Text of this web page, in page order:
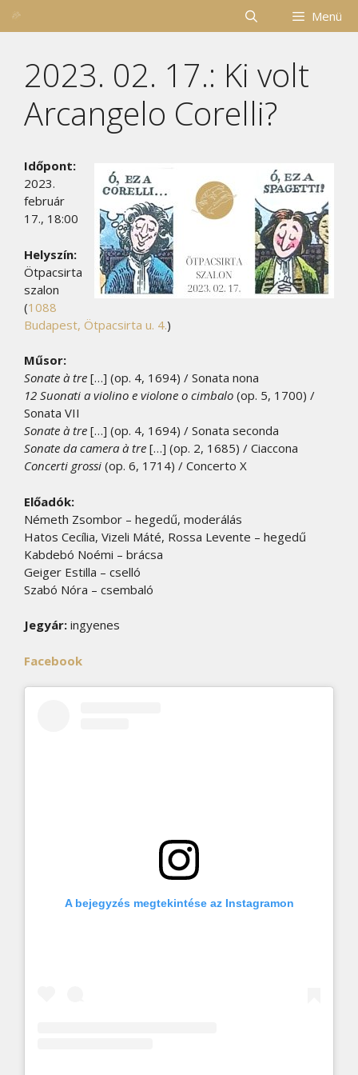
Kilépés
Menü
2023. 02. 17.: Ki volt
Arcangelo Corelli?
Időpont:
2023.
február
17., 18:00
Helyszín:
Ötpacsirta
szalon
(1088
Budapest, Ötpacsirta u. 4.)
Műsor:
Sonate à tre […] (op. 4, 1694) / Sonata nona
12 Suonati a violino e violone o cimbalo (op. 5, 1700) /
Sonata VII
Sonate à tre […] (op. 4, 1694) / Sonata seconda
Sonate da camera à tre […] (op. 2, 1685) / Ciaccona
Concerti grossi (op. 6, 1714) / Concerto X
Előadók:
Németh Zsombor – hegedű, moderálás
Hatos Cecília, Vizeli Máté, Rossa Levente – hegedű
Kabdebó Noémi – brácsa
Geiger Estilla – cselló
Szabó Nóra – csembaló
Jegyár: ingyenes
Facebook
A bejegyzés megtekintése az Instagramon